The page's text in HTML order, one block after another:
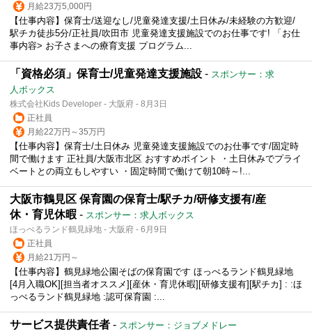
月給23万5,000円
【仕事内容】保育士/送迎なし/児童発達支援/土日休み/未経験の方歓迎/
駅チカ徒歩5分/正社員/吹田市 児童発達支援施設でのお仕事です! 「お仕
事内容> お子さまへの療育支援 プログラム...
「資格必須」保育士/児童発達支援施設 - スポンサー：求
人ボックス
株式会社Kids Developer - 大阪府 - 8月3日
正社員
月給22万円～35万円
【仕事内容】保育士/土日休み 児童発達支援施設でのお仕事です/固定時
間で働けます 正社員/大阪市北区 おすすめポイント ・土日休みでプライ
ベートとの両立もしやすい ・固定時間で働けて朝10時～!...
大阪市鶴見区 保育園の保育士/駅チカ/研修支援有/産
休・育児休暇 - スポンサー：求人ボックス
ほっぺるランド鶴見緑地 - 大阪府 - 6月9日
正社員
月給21万円～
【仕事内容】鶴見緑地公園そばの保育園です ほっぺるランド鶴見緑地
[4月入職OK][担当者オススメ][産休・育児休暇][研修支援有][駅チカ] : :ほ
っぺるランド鶴見緑地 :認可保育園 :...
サービス提供責任者 - スポンサー：ジョブメドレー